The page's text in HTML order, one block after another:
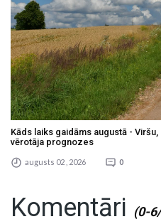
Kāds laiks gaidāms augustā -
vērotāja prognozes
augusts 02 , 2026 0
Komentāri (0-